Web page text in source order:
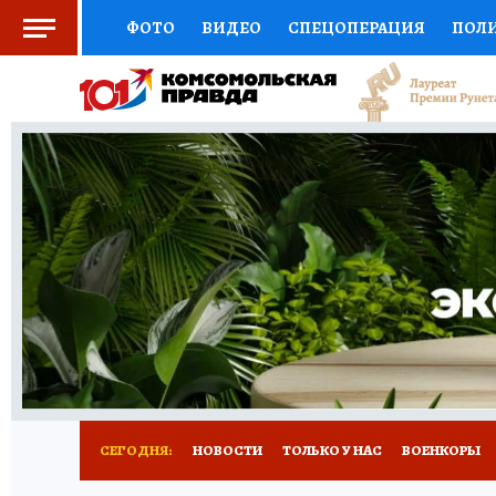
ФОТО ВИДЕО СПЕЦОПЕРАЦИЯ
СОЦПОДДЕРЖКА НАУКА СПОРТ
ВЫБОР ЭКСПЕРТОВ ДОКТОР
КНИЖНАЯ ПОЛКА ПРОГНОЗЫ НА СПОРТ
ПРЕСС-ЦЕНТР НЕДВИЖИМОСТЬ
РАДИО КП РЕКЛАМА ТЕСТЫ НОВОЕ
СЕГОДНЯ: НОВОСТИ ТОЛЬКО У НАС ВОЕНКОРЫ